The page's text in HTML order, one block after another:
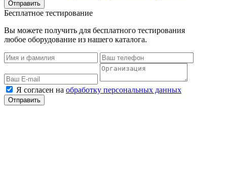
Бесплатное тестирование
Вы можете получить для бесплатного тестирования
любое оборудование из нашего каталога.
Я согласен на обработку персональных данных